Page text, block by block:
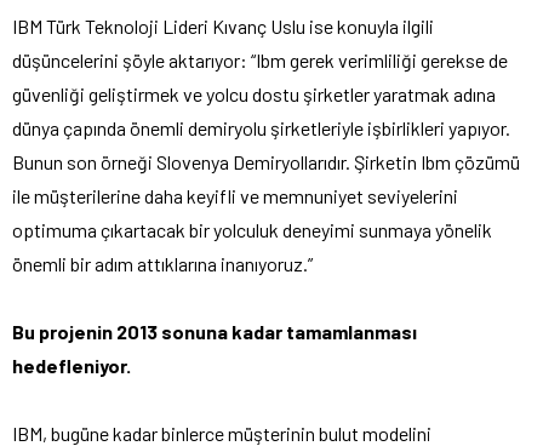
IBM Türk Teknoloji Lideri Kıvanç Uslu ise konuyla ilgili
düşüncelerini şöyle aktarıyor: “Ibm gerek verimliliği gerekse de
güvenliği geliştirmek ve yolcu dostu şirketler yaratmak adına
dünya çapında önemli demiryolu şirketleriyle işbirlikleri yapıyor.
Bunun son örneği Slovenya Demiryollarıdır. Şirketin Ibm çözümü
ile müşterilerine daha keyifli ve memnuniyet seviyelerini
optimuma çıkartacak bir yolculuk deneyimi sunmaya yönelik
önemli bir adım attıklarına inanıyoruz.”
Bu projenin 2013 sonuna kadar tamamlanması
hedefleniyor.
IBM, bugüne kadar binlerce müşterinin bulut modelini